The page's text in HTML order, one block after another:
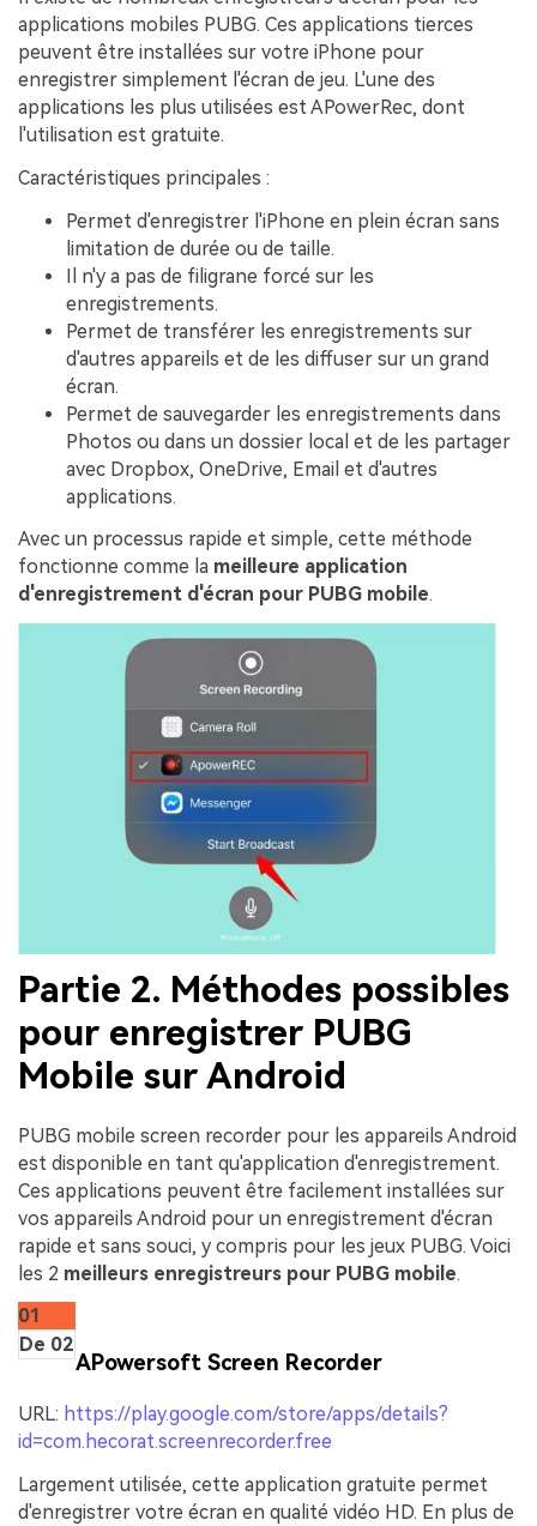
applications mobiles PUBG. Ces applications tierces
peuvent être installées sur votre iPhone pour
enregistrer simplement l'écran de jeu. L'une des
applications les plus utilisées est APowerRec, dont
l'utilisation est gratuite.
Caractéristiques principales :
Permet d'enregistrer l'iPhone en plein écran sans
limitation de durée ou de taille.
Il n'y a pas de filigrane forcé sur les
enregistrements.
Permet de transférer les enregistrements sur
d'autres appareils et de les diffuser sur un grand
écran.
Permet de sauvegarder les enregistrements dans
Photos ou dans un dossier local et de les partager
avec Dropbox, OneDrive, Email et d'autres
applications.
Avec un processus rapide et simple, cette méthode
fonctionne comme la meilleure application
d'enregistrement d'écran pour PUBG mobile.
Partie 2. Méthodes possibles
pour enregistrer PUBG
Mobile sur Android
PUBG mobile screen recorder pour les appareils Android
est disponible en tant qu'application d'enregistrement.
Ces applications peuvent être facilement installées sur
vos appareils Android pour un enregistrement d'écran
rapide et sans souci, y compris pour les jeux PUBG. Voici
les 2 meilleurs enregistreurs pour PUBG mobile.
01
De 02
APowersoft Screen Recorder
URL: https://play.google.com/store/apps/details?
id=com.hecorat.screenrecorder.free
Largement utilisée, cette application gratuite permet
d'enregistrer votre écran en qualité vidéo HD. En plus de